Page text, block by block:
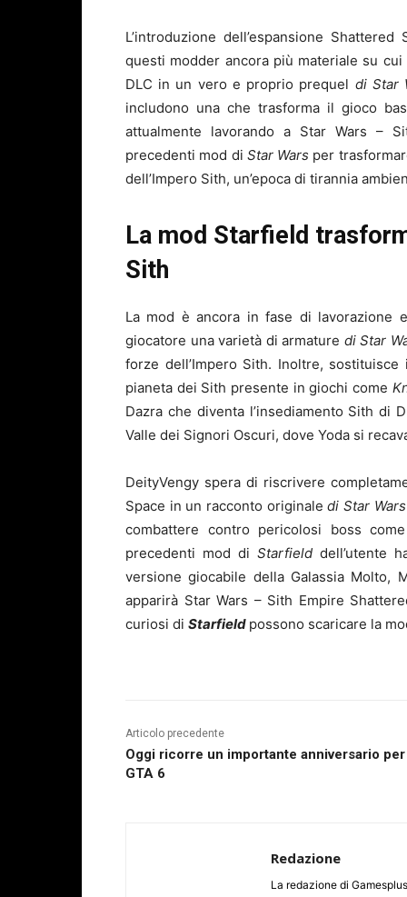
L’introduzione dell’espansione
questi modder ancora più materiale su
DLC in un vero e proprio prequel di Star
includono una che trasforma il gioco
attualmente lavorando a Star Wars –
precedenti mod di Star Wars per
dell’Impero Sith, un’epoca di tirannia
La mod Starfield
Sith
La mod è ancora in fase di lavorazione
giocatore una varietà di armature di Star
forze dell’Impero Sith. Inoltre, sostituisce
pianeta dei Sith presente in giochi come
Dazra che diventa l’insediamento Sith di
Valle dei Signori Oscuri, dove Yoda si
DeityVengy spera di riscrivere
Space in un racconto originaledi Star
combattere contro pericolosi boss
precedenti mod diStarfielddell’utente
versione giocabile della Galassia Molto,
apparirà Star Wars – Sith Empire
curiosi di Starfield possono scaricare la
Articolo precedente
Oggi ricorre un importante anniversario per
GTA 6
Redazione
La redazione di